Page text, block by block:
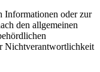
Informationen oder zur
den allgemeinen
Nichtverantwortlichkeit